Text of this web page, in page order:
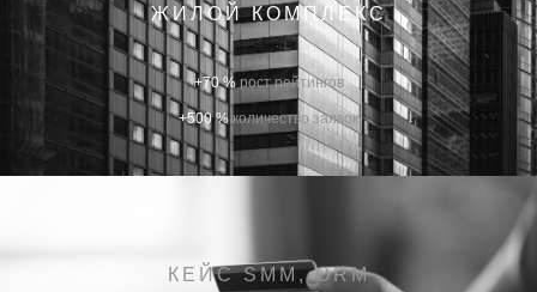
ЖИЛОЙ КОМПЛЕКС
+70 % рост рейтингов
+500 % количество заявок
КЕЙС SMM, ORM